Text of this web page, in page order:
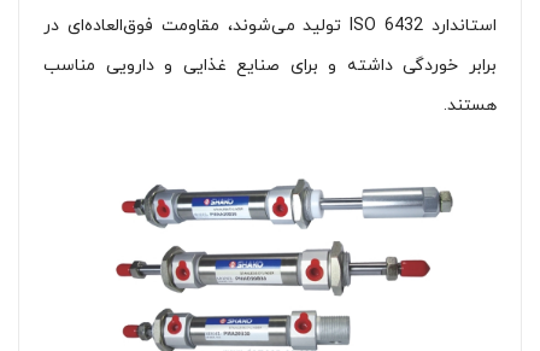
استاندارد ISO 6432 تولید می‌شوند، مقاومت فوق‌العاده‌ای در
برابر خوردگی داشته و برای صنایع غذایی و دارویی مناسب
هستند.